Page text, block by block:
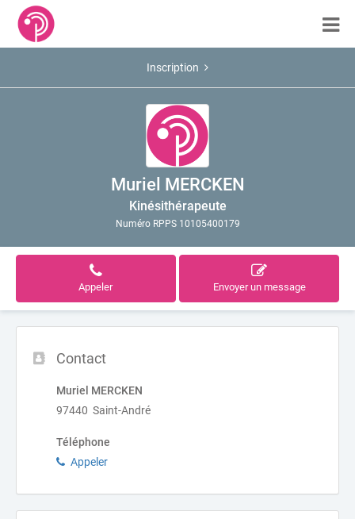
Inscription
Muriel MERCKEN
Kinésithérapeute
Numéro RPPS 10105400179
Appeler Envoyer un message
Contact
Muriel MERCKEN
97440 Saint-André
Téléphone
Appeler